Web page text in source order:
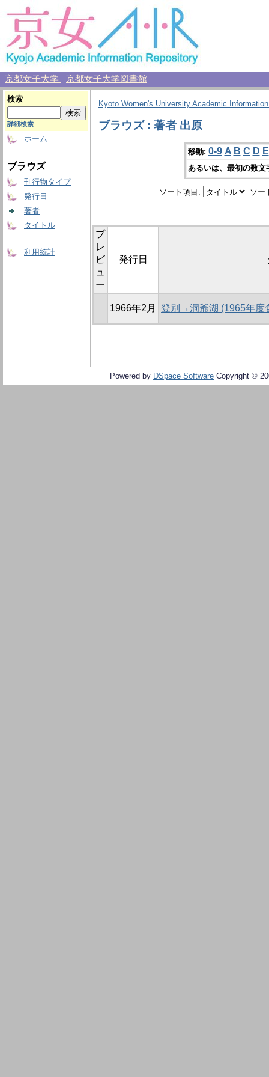
京都女子大学 京都女子大学図書館
検索
詳細検索
ホーム
ブラウズ
刊行物タイプ
発行日
著者
タイトル
利用統計
Kyoto Women's University Academic
ブラウズ : 著者 出原
移動: 0-9 A B C D E
あるいは、最初の数
ソート項目: ソー
プ
レ
ビ
ュ
ー
発行日
1966年2月 登別→洞爺湖 (1965年度
Powered by DSpace Software Copyright ©